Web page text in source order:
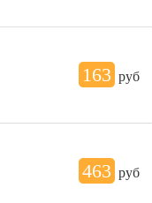
163 руб
463 руб